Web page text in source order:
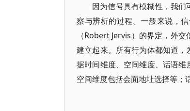
因为信号具有模糊性，我
察与辨析的过程。一般来说，
（Robert Jervis）的界定，外
建立起来。所有行为体都知道
据时间维度、空间维度、话语维
空间维度包括会面地址选择等；